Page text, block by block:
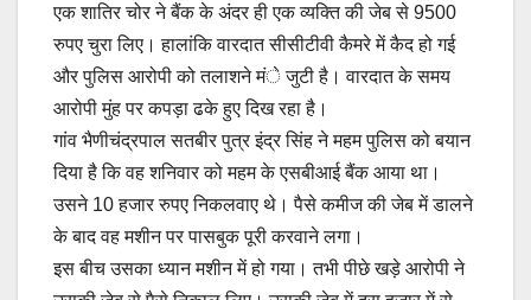
एक शातिर चोर ने बैंक के अंदर ही एक व्यक्ति की जेब से 9500
रुपए चुरा लिए। हालांकि वारदात सीसीटीवी कैमरे में कैद हो गई
और पुलिस आरोपी को तलाशने मंे जुटी है। वारदात के समय
आरोपी मुंह पर कपड़ा ढके हुए दिख रहा है।
गांव भैणीचंद्रपाल सतबीर पुत्र इंद्र सिंह ने महम पुलिस को बयान
दिया है कि वह शनिवार को महम के एसबीआई बैंक आया था।
उसने 10 हजार रुपए निकलवाए थे। पैसे कमीज की जेब में डालने
के बाद वह मशीन पर पासबुक पूरी करवाने लगा।
इस बीच उसका ध्यान मशीन में हो गया। तभी पीछे खड़े आरोपी ने